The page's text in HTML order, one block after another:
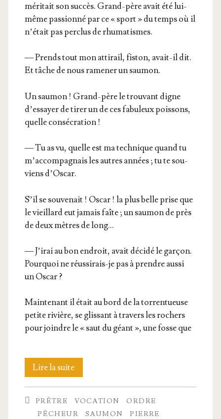
méri­tait son suc­cès. Grand-père avait été lui-
même pas­sion­né par ce « sport » du temps où il
n’é­tait pas per­clus de rhumatismes.
— Prends tout mon atti­rail, fis­ton, avait-il dit.
Et tâche de nous rame­ner un saumon.
Un sau­mon ! Grand-père le trou­vant digne
d’es­sayer de tirer un de ces fabu­leux pois­sons,
quelle consécration !
— Tu as vu, quelle est ma tech­nique quand tu
m’ac­com­pa­gnais les autres années ; tu te sou­
viens d’Oscar.
S’il se sou­ve­nait ! Oscar ! la plus belle prise que
le vieillard eut jamais faîte ; un sau­mon de près
de deux mètres de long…
— J’i­rai au bon endroit, avait déci­dé le gar­çon.
Pour­quoi ne réus­si­rais-je pas à prendre aus­si
un Oscar ?
Main­te­nant il était au bord de la tor­ren­tueuse
petite rivière, se glis­sant à tra­vers les rochers
pour joindre le « saut du géant », une fosse que
Lire la suiteLe
match
de
PRÊTRE VOCATION
ORDRE
PÊCHEUR
SAUMON
PIERRE